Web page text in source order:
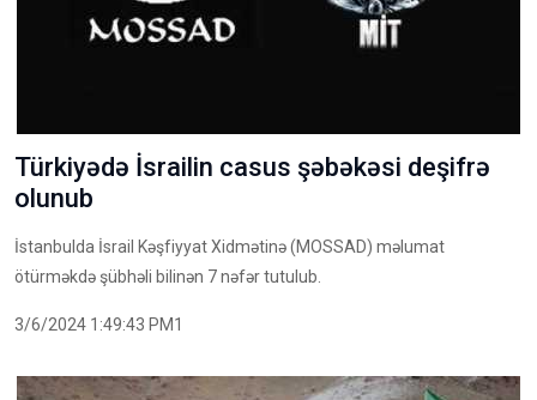
Türkiyədə İsrailin casus şəbəkəsi deşifrə
olunub
İstanbulda İsrail Kəşfiyyat Xidmətinə (MOSSAD) məlumat
ötürməkdə şübhəli bilinən 7 nəfər tutulub.
3/6/2024 1:49:43 PM1